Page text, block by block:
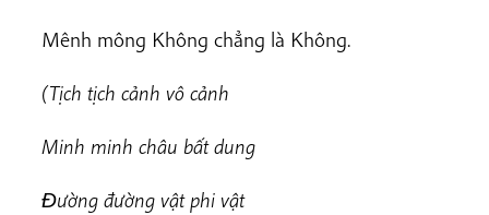
Mênh mông Không chẳng là Không.
(Tịch tịch cảnh vô cảnh
Minh minh châu bất dung
Ðường đường vật phi vật